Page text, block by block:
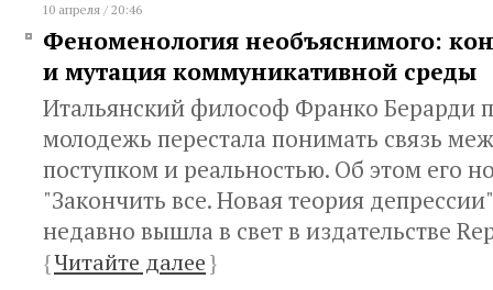
10 апреля / 20:46
Феноменология необъяснимого:
и мутация коммуникативной среды
Итальянский философ Франко Берарди
молодежь перестала понимать связь
поступком и реальностью. Об этом его
"Закончить все. Новая теория
недавно вышла в свет в издательстве
{Читайте далее}